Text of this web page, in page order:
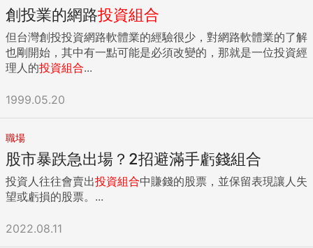
創投業的網路投資組合
但台灣創投投資網路軟體業的經驗很少，對網路軟體業的了解
也剛開始，其中有一點可能是必須改變的，那就是一位投資經
理人的投資組合...
1999.05.20
職場
股市暴跌急出場？2招避滿手虧錢組合
投資人往往會賣出投資組合中賺錢的股票，並保留表現讓人失
望或虧損的股票。...
2022.08.11